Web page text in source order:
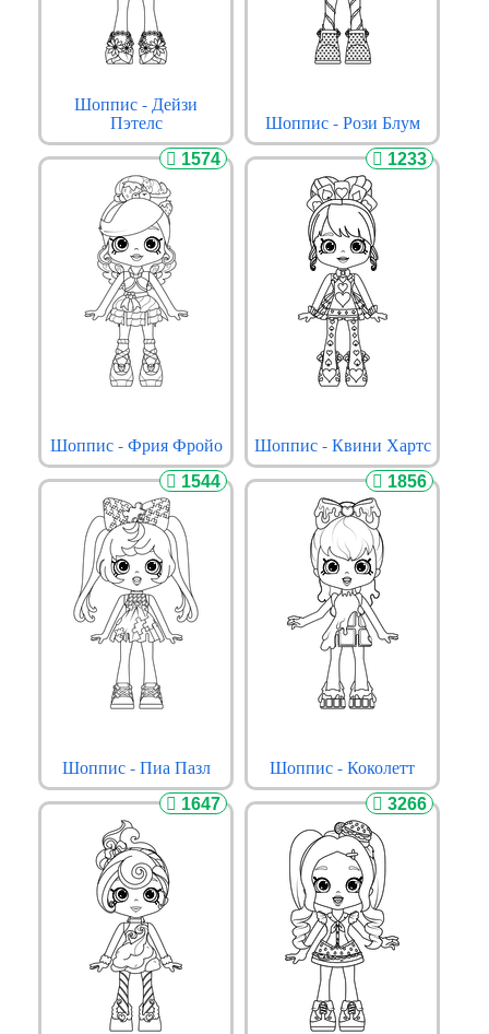
Шоппис - Дейзи
Пэтелс
Шоппис - Рози Блум
1574
Шоппис - Фрия Фройо
1233
Шоппис - Квини Хартс
1544
Шоппис - Пиа Пазл
1856
Шоппис - Коколетт
1647 3266